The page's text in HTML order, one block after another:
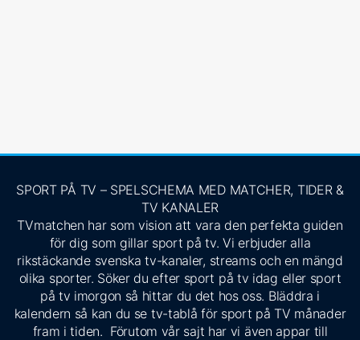
SPORT PÅ TV – SPELSCHEMA MED MATCHER, TIDER &
TV KANALER
TVmatchen har som vision att vara den perfekta guiden
för dig som gillar sport på tv. Vi erbjuder alla
rikstäckande svenska tv-kanaler, streams och en mängd
olika sporter. Söker du efter sport på tv idag eller sport
på tv imorgon så hittar du det hos oss. Bläddra i
kalendern så kan du se tv-tablå för sport på TV månader
fram i tiden. Förutom vår sajt har vi även appar till